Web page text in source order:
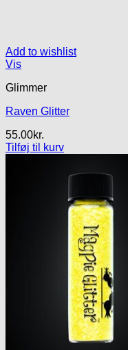
Add to wishlist
Vis
Glimmer
Raven Glitter
55.00kr.
Tilføj til kurv